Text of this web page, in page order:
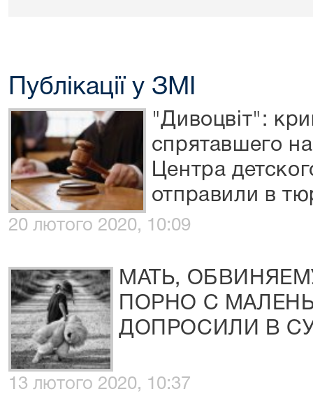
Публікації у ЗМІ
"Дивоцвіт":
спрятавшего
Центра
отправили в
20 лютого 2020, 10:09
МАТЬ,
ПОРНО С
ДОПРОСИЛИ В
13 лютого 2020, 10:37